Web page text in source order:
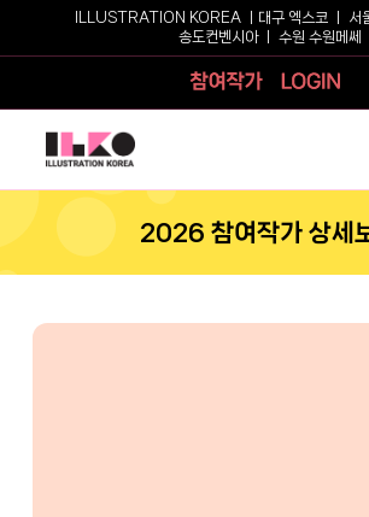
ILLUSTRATION KOREA ㅣ 대구 엑스코 서
송도컨벤시아ㅣ 수원 수원메쎄
참여작가
2026 참여작가 상세